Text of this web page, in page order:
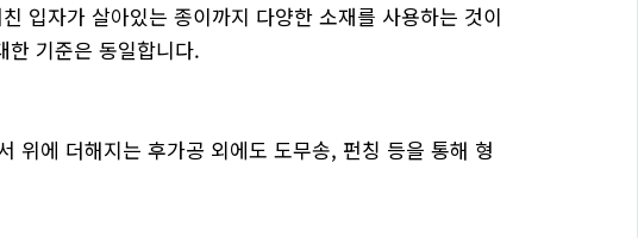
입자가 살아있는 종이까지 다양한 소재를 사용하는 것이
한 기준은 동일합니다.
위에 더해지는 후가공 외에도 도무송, 펀칭 등을 통해 형